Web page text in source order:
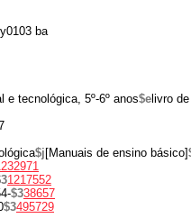
ba
e tecnológica, 5º-6º anos$e livro
$j [Manuais de ensino básico]
1217552
$338657
$3495729